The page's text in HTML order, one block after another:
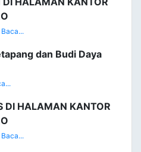
Baca...
dan Budi Daya
DI HALAMAN KANTOR
Baca...